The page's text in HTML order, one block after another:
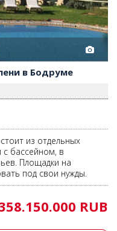
в Бодруме
из отдельных
бассейном, в
Площадки на
под свои нужды.
RUB